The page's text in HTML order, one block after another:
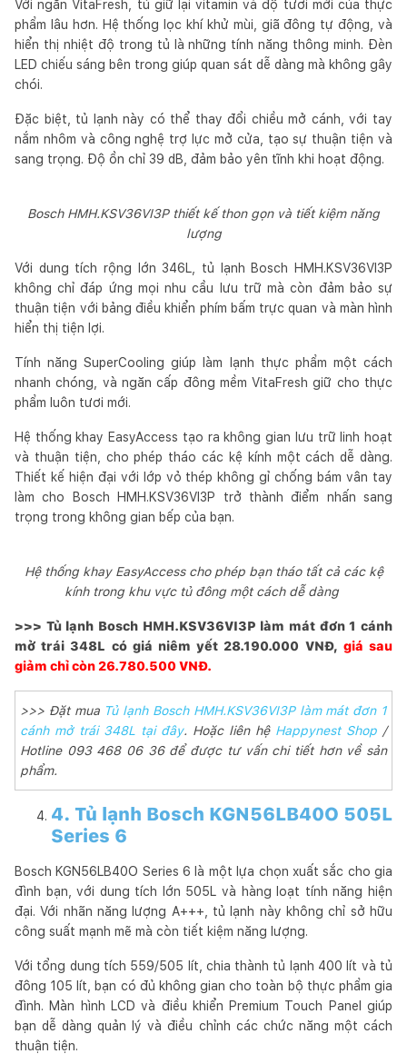
Với ngăn VitaFresh, tủ giữ lại vitamin và độ tươi mới của thực
phẩm lâu hơn. Hệ thống lọc khí khử mùi, giã đông tự động, và
hiển thị nhiệt độ trong tủ là những tính năng thông minh. Đèn
LED chiếu sáng bên trong giúp quan sát dễ dàng mà không gây
chói.
Đặc biệt, tủ lạnh này có thể thay đổi chiều mở cánh, với tay
nắm nhôm và công nghệ trợ lực mở cửa, tạo sự thuận tiện và
sang trọng. Độ ồn chỉ 39 dB, đảm bảo yên tĩnh khi hoạt động.
Bosch HMH.KSV36VI3P thiết kế thon gọn và tiết kiệm năng
lượng
Với dung tích rộng lớn 346L, tủ lạnh Bosch HMH.KSV36VI3P
không chỉ đáp ứng mọi nhu cầu lưu trữ mà còn đảm bảo sự
thuận tiện với bảng điều khiển phím bấm trực quan và màn hình
hiển thị tiện lợi.
Tính năng SuperCooling giúp làm lạnh thực phẩm một cách
nhanh chóng, và ngăn cấp đông mềm VitaFresh giữ cho thực
phẩm luôn tươi mới.
Hệ thống khay EasyAccess tạo ra không gian lưu trữ linh hoạt
và thuận tiện, cho phép tháo các kệ kính một cách dễ dàng.
Thiết kế hiện đại với lớp vỏ thép không gỉ chống bám vân tay
làm cho Bosch HMH.KSV36VI3P trở thành điểm nhấn sang
trọng trong không gian bếp của bạn.
Hệ thống khay EasyAccess cho phép bạn tháo tất cả các kệ
kính trong khu vực tủ đông một cách dễ dàng
>>> Tủ lạnh Bosch HMH.KSV36VI3P làm mát đơn 1 cánh
mở trái 348L có giá niêm yết 28.190.000 VNĐ, giá sau
giảm chỉ còn 26.780.500 VNĐ.
>>> Đặt mua Tủ lạnh Bosch HMH.KSV36VI3P làm mát đơn 1
cánh mở trái 348L tại đây. Hoặc liên hệ Happynest Shop /
Hotline 093 468 06 36 để được tư vấn chi tiết hơn về sản
phẩm.
4. Tủ lạnh Bosch KGN56LB40O 505L
Series 6
Bosch KGN56LB40O Series 6 là một lựa chọn xuất sắc cho gia
đình bạn, với dung tích lớn 505L và hàng loạt tính năng hiện
đại. Với nhãn năng lượng A+++, tủ lạnh này không chỉ sở hữu
công suất mạnh mẽ mà còn tiết kiệm năng lượng.
Với tổng dung tích 559/505 lít, chia thành tủ lạnh 400 lít và tủ
đông 105 lít, bạn có đủ không gian cho toàn bộ thực phẩm gia
đình. Màn hình LCD và điều khiển Premium Touch Panel giúp
bạn dễ dàng quản lý và điều chỉnh các chức năng một cách
thuận tiện.